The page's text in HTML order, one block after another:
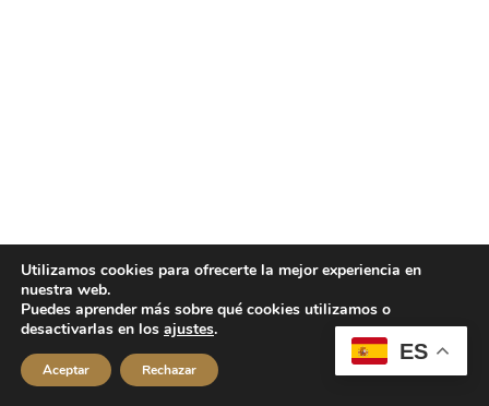
ES
Utilizamos cookies para ofrecerte la mejor experiencia en
nuestra web.
Puedes aprender más sobre qué cookies utilizamos o
desactivarlas en los ajustes.
Aceptar Rechazar